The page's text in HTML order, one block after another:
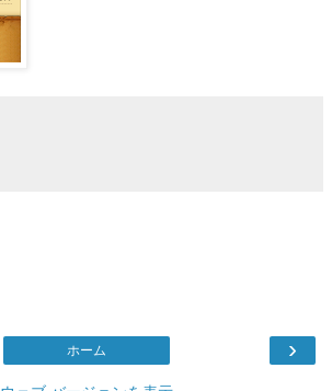
›
ホーム